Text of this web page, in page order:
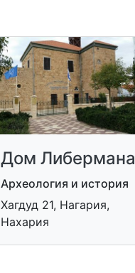
Дом Либермана
Археология и история
Хагдуд 21, Нагария,
Нахария